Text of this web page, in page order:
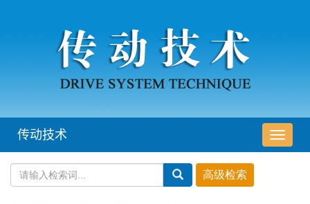
导
航
传动技术